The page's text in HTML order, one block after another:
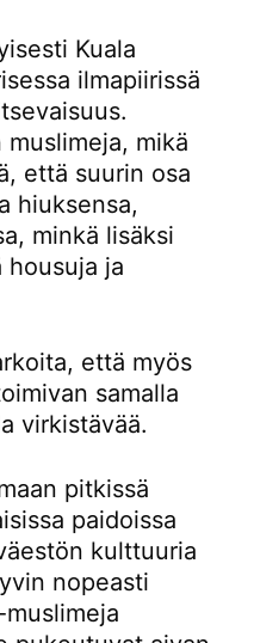
Kuala
ilmapiirissä
mikä
että suurin osa
hiuksensa,
minkä lisäksi
ja
että myös
samalla
virkistävää.
pitkissä
paidoissa
kulttuuria
nopeasti